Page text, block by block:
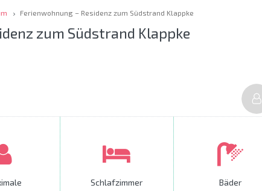
Ferienwohnung – Residenz zum Südstrand Klappke
zum Südstrand Klappke
Schlafzimmer
Bäder